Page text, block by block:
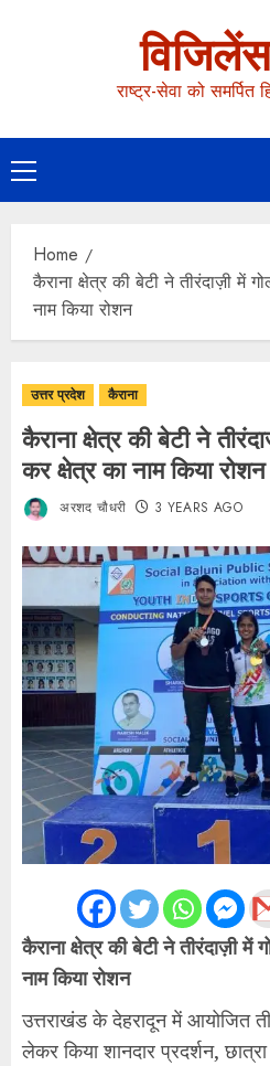
राष्ट्र-सेवा को समर्पित
Home
कैराना क्षेत्र की बेटी ने तीरंदाज़ी में
नाम किया रोशन
उत्तर प्रदेश कैराना
कैराना क्षेत्र की बेटी ने
कर क्षेत्र का नाम किया रोशन
अरशद चौधरी 3 YEARS AGO
कैराना क्षेत्र की बेटी ने तीरंदाज़ी
नाम किया रोशन
उत्तराखंड के देहरादून में आयोजित
लेकर किया शानदार प्रदर्शन,